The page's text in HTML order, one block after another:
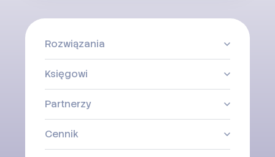
Rozwiązania
Księgowi
Partnerzy
Cennik